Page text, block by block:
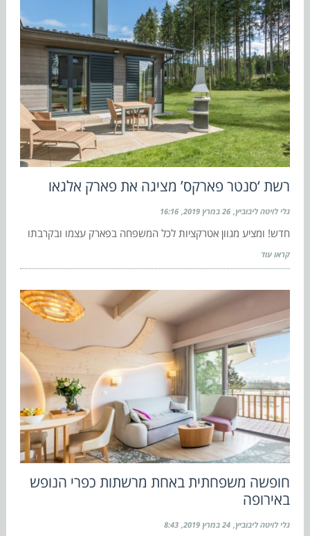
רשת ‘סנטר פארקס’ מציגה את פארק אלגאו
גלי לויטה ליבוביץ 26 במרץ 2019 16:16
חדש! ומציע מגוון אטרקציות לכל המשפחה בפארק עצמו ובקרבתו
קראו עוד
חופשה משפחתית באחת מרשתות כפרי הנופש
באירופה
גלי לויטה ליבוביץ 24 במרץ 2019 8:43